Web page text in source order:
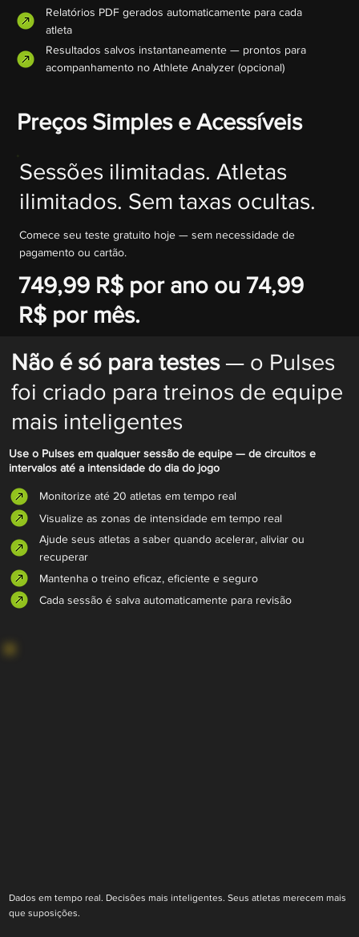
Relatórios PDF gerados automaticamente para cada
atleta
Resultados salvos instantaneamente — prontos para
acompanhamento no Athlete Analyzer (opcional)
Preços Simples e Acessíveis
Sessões ilimitadas. Atletas
ilimitados. Sem taxas ocultas.
Comece seu teste gratuito hoje — sem necessidade de
pagamento ou cartão.
749,99 R$ por ano ou 74,99
R$ por mês.
Não é só para testes— o Pulses
foi criado para treinos de equipe
mais inteligentes
Use o Pulses em qualquer sessão de equipe — de circuitos e
intervalos até a intensidade do dia do jogo
Monitorize até 20 atletas em tempo real
Visualize as zonas de intensidade em tempo real
Ajude seus atletas a saber quando acelerar, aliviar ou
recuperar
Mantenha o treino eficaz, eficiente e seguro
Cada sessão é salva automaticamente para revisão
Dados em tempo real. Decisões mais inteligentes. Seus atletas merecem mais
que suposições.